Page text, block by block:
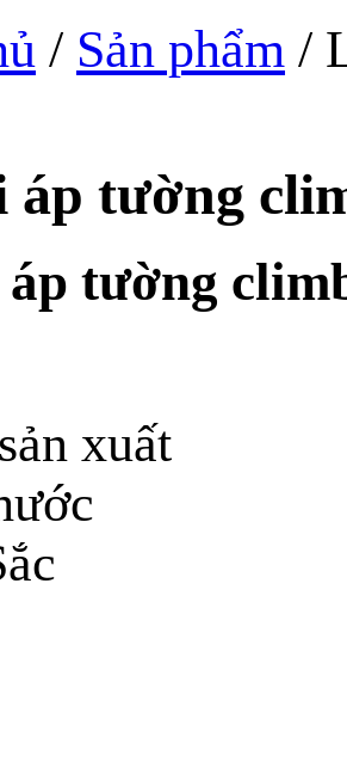
/ Sản phẩm /
áp tường
tường
xuất